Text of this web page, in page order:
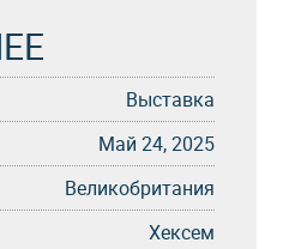
Выставка
Май 24, 2025
Великобритания
Хексем